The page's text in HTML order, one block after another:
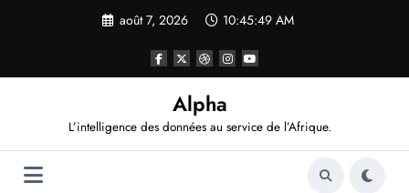
août 7, 2026 10:45:51 AM
Alpha
L’intelligence des données au service de l’Afrique.